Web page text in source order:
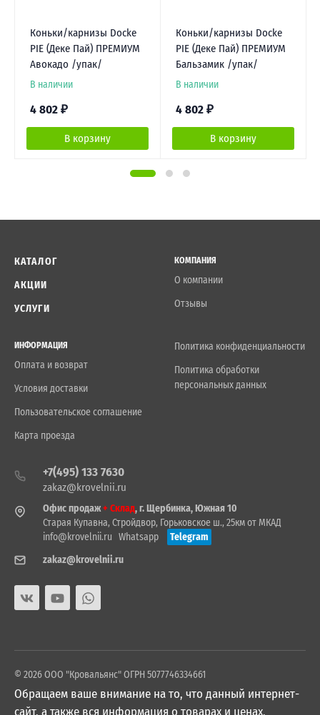
Коньки/карнизы Docke
PIE (Деке Пай) ПРЕМИУМ
Авокадо /упак/
В наличии
4 802 ₽
В корзину
Коньки/карнизы Docke
PIE (Деке Пай) ПРЕМИУМ
Бальзамик /упак/
В наличии
4 802 ₽
В корзину
КАТАЛОГ
АКЦИИ
УСЛУГИ
КОМПАНИЯ
О компании
Отзывы
ИНФОРМАЦИЯ
Оплата и возврат
Условия доставки
Пользовательское соглашение
Карта проезда
Политика конфиденциальности
Политика обработки
персональных данных
+7(495) 133 7630
zakaz@krovelnii.ru
Офис продаж+ Склад, г. Щербинка, Южная 10
Старая Купавна, Стройдвор, Горьковское ш., 25км от МКАД
info@krovelnii.ru Whatsapp
Telegram
zakaz@krovelnii.ru
© 2026 ООО "Кровальянс" ОГРН 5077746334661
Обращаем ваше внимание на то, что данный интернет-
сайт, а также вся информация о товарах и ценах,